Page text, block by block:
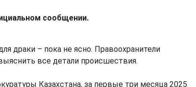
сообщении.
драки – пока не ясно. Правоохранители
все детали происшествия.
Казахстана, за первые три месяца 2025